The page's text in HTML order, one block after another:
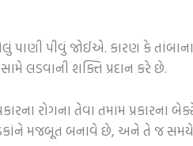
પીવું જોઈએ. કારણ કે
લડવાની શક્તિ પ્રદાન કરે છે.
રોગના તેવા તમામ પ્રકારના
મજબૂત બનાવે છે, અને તે જ